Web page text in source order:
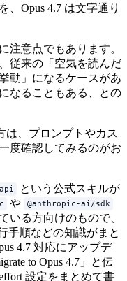
、Opus 4.7 は文字通り
注意点でもあります。
従来の「空気を読んだ
動」になるケースがあ
なることもある、との
は、プロンプトやカス
度確認してみるのがお
という公式スキルが
や @anthropic-ai/sdk
いる方向けのもので、
手順などの知識がまと
4.7 対応にアップデ
to Opus 4.7」と伝
設定をまとめて書